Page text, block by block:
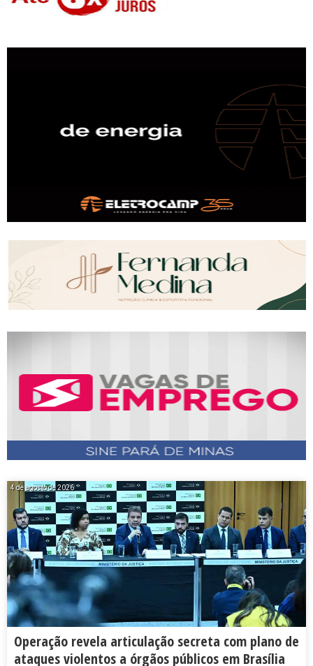
4 de agosto de 2026
Operação revela articulação secreta com plano de
ataques violentos a órgãos públicos em Brasília